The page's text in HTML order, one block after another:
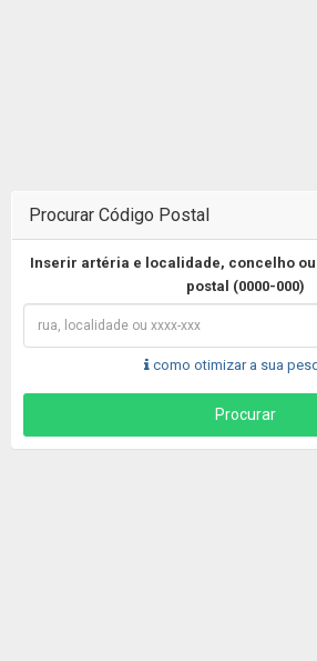
Procurar Código Postal
Inserir artéria e localidade, concelho
postal (0000-000)
como otimizar a sua